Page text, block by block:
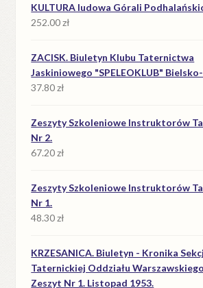
KULTURA ludowa Górali
252.00zł
ZACISK. Biuletyn Klubu Taternictwa
Jaskiniowego "SPELEOKLUB"
37.80zł
Zeszyty Szkoleniowe Instruktorów
Nr 2.
67.20zł
Zeszyty Szkoleniowe Instruktorów
Nr 1.
48.30zł
KRZESANICA. Biuletyn - Kronika
Taternickiej Oddziału
Zeszyt Nr 1. Listopad 1953.